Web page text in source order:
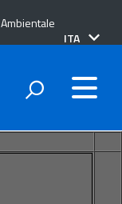
lingua
ITA